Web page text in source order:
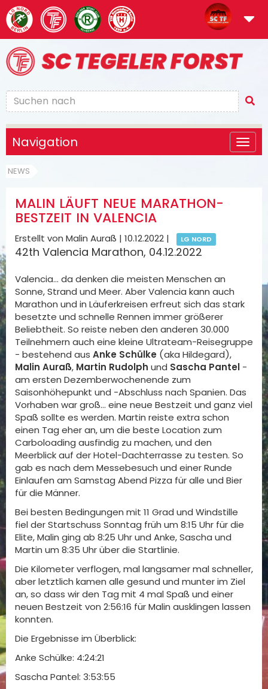
Navigation
NEWS
MALIN LÄUFT NEUE MARATHON-
BESTZEIT IN VALENCIA
Erstellt von Malin Auraß | 10.12.2022 | LG NORD
42th Valencia Marathon, 04.12.2022
Valencia… da denken die meisten Menschen an
Sonne, Strand und Meer. Aber Valencia kann auch
Marathon und in Läuferkreisen erfreut sich das stark
besetzte und schnelle Rennen immer größerer
Beliebtheit. So reiste neben den anderen 30.000
Teilnehmern auch eine kleine Ultrateam-Reisegruppe
- bestehend aus Anke Schülke (aka Hildegard),
Malin Auraß, Martin Rudolph und Sascha Pantel -
am ersten Dezemberwochenende zum
Saisonhöhepunkt und -Abschluss nach Spanien. Das
Vorhaben war groß… eine neue Bestzeit und ganz viel
Spaß sollte es werden. Martin reiste extra schon
einen Tag eher an, um die beste Location zum
Carboloading ausfindig zu machen, und den
Meerblick auf der Hotel-Dachterrasse zu testen. So
gab es nach dem Messebesuch und einer Runde
Einlaufen am Samstag Abend Pizza für alle und Bier
für die Männer.
Bei besten Bedingungen mit 11 Grad und Windstille
fiel der Startschuss Sonntag früh um 8:15 Uhr für die
Elite, Malin ging ab 8:25 Uhr und Anke, Sascha und
Martin um 8:35 Uhr über die Startlinie.
Die Kilometer verflogen, mal langsamer mal schneller,
aber letztlich kamen alle gesund und munter im Ziel
an, so dass wir den Tag mit 4 mal Spaß und einer
neuen Bestzeit von 2:56:16 für Malin ausklingen lassen
konnten.
Die Ergebnisse im Überblick:
Anke Schülke: 4:24:21
Sascha Pantel: 3:53:55